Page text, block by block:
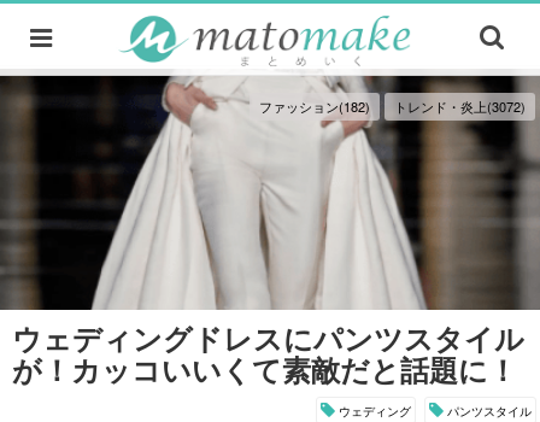
ファッション(182) トレンド・炎上(3072)
ウェディングドレスにパンツスタイル
が！カッコいいくて素敵だと話題に！
ウェディング パンツスタイル